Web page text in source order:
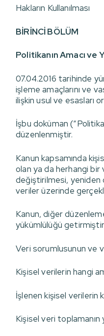
Hakların Kullanılması
BİRİNCİ BÖLÜM
Politikanın Amacı ve
07.04.2016 tarihinde
işleme amaçlarını ve
ilişkin usul ve esasları
İşbu doküman
düzenlenmiştir.
Kanun kapsamında
olan ya da herhangi
değiştirilmesi, yeniden
veriler üzerinde
Kanun, diğer
yükümlülüğü
Veri sorumlusunun ve
Kişisel verilerin hangi
İşlenen kişisel verilerin
Kişisel veri